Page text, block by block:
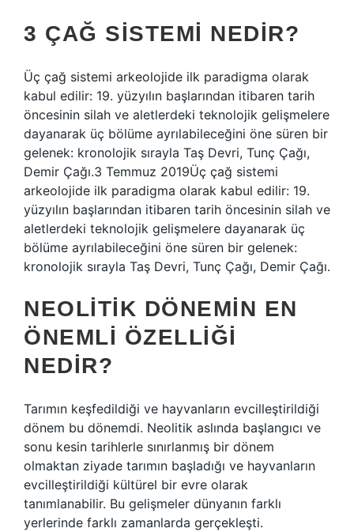
3 ÇAĞ SISTEMI NEDIR?
Üç çağ sistemi arkeolojide ilk paradigma olarak
kabul edilir: 19. yüzyılın başlarından itibaren tarih
öncesinin silah ve aletlerdeki teknolojik gelişmelere
dayanarak üç bölüme ayrılabileceğini öne süren bir
gelenek: kronolojik sırayla Taş Devri, Tunç Çağı,
Demir Çağı.3 Temmuz 2019Üç çağ sistemi
arkeolojide ilk paradigma olarak kabul edilir: 19.
yüzyılın başlarından itibaren tarih öncesinin silah ve
aletlerdeki teknolojik gelişmelere dayanarak üç
bölüme ayrılabileceğini öne süren bir gelenek:
kronolojik sırayla Taş Devri, Tunç Çağı, Demir Çağı.
NEOLITIK DÖNEMIN EN
ÖNEMLI ÖZELLIĞI
NEDIR?
Tarımın keşfedildiği ve hayvanların evcilleştirildiği
dönem bu dönemdi. Neolitik aslında başlangıcı ve
sonu kesin tarihlerle sınırlanmış bir dönem
olmaktan ziyade tarımın başladığı ve hayvanların
evcilleştirildiği kültürel bir evre olarak
tanımlanabilir. Bu gelişmeler dünyanın farklı
yerlerinde farklı zamanlarda gerçekleşti.